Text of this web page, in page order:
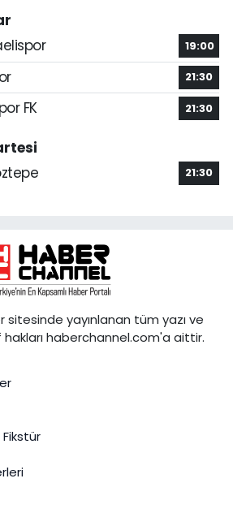
19:00
21:30
FK 21:30
21:30
yayınlanan tüm yazı ve
haberchannel.com'a aittir.